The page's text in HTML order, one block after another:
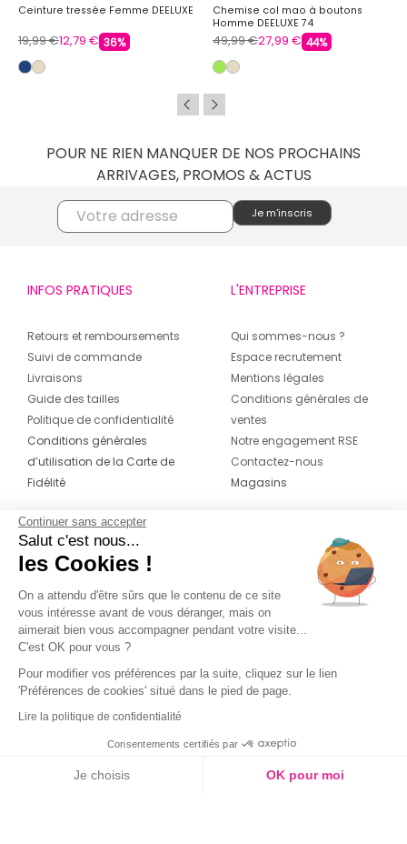
Ceinture tressée Femme DEELUXE
19,99 €12,79 € 36%
Chemise col mao à boutons
Homme DEELUXE 74
49,99 €27,99 € 44%
POUR NE RIEN MANQUER DE NOS PROCHAINS
ARRIVAGES, PROMOS & ACTUS
INFOS PRATIQUES
Retours et remboursements
Suivi de commande
Livraisons
Guide des tailles
Politique de confidentialité
Conditions générales
d’utilisation de la Carte de
Fidélité
L'ENTREPRISE
Qui sommes-nous ?
Espace recrutement
Mentions légales
Conditions générales de
ventes
Notre engagement RSE
Contactez-nous
Magasins
CONTACT
04 42 20 78 42
Du lundi au jeudi de 8h30 à 16h30 & le
vendredi de 8h30 à 15h30
Continuer sans accepter
Salut c'est nous...
les Cookies !
On a attendu d'être sûrs que le contenu de ce site
vous intéresse avant de vous déranger, mais on
aimerait bien vous accompagner pendant votre visite...
C'est OK pour vous ?
Pour modifier vos préférences par la suite, cliquez sur le lien
'Préférences de cookies' situé dans le pied de page.
Lire la politique de confidentialité
Consentements certifiés par
Je choisis OK pour moi